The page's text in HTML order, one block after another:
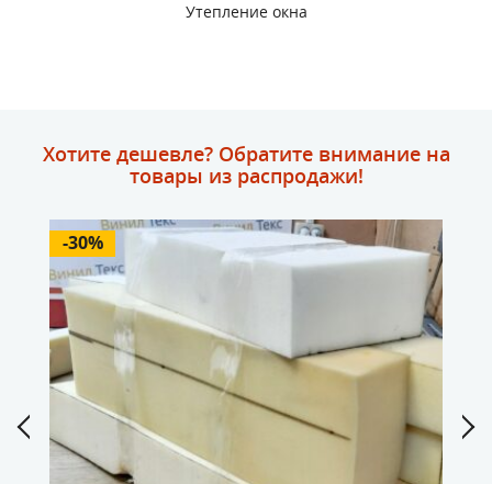
Утепление окна
Хотите дешевле? Обратите внимание на
товары из распродажи!
-30%